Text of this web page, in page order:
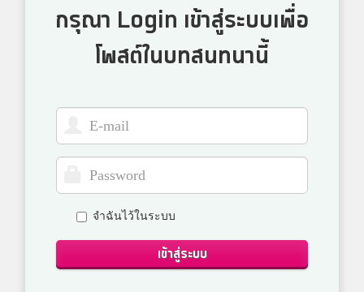
กรุณา Login เข้าสู่ระบบเพื่อ
โพสต์ในบทสนทนานี้
จำฉันไว้ในระบบ
เข้าสู่ระบบ